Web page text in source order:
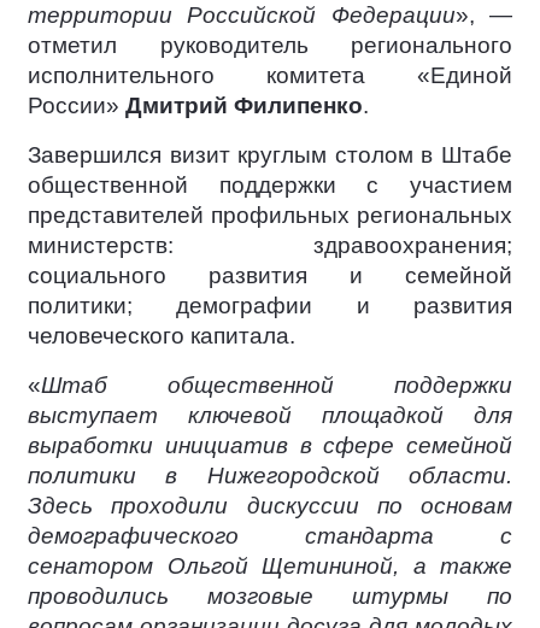
территории Российской Федерации», —
отметил руководитель регионального
исполнительного комитета «Единой
России» Дмитрий Филипенко.
Завершился визит круглым столом в Штабе
общественной поддержки с участием
представителей профильных региональных
министерств: здравоохранения;
социального развития и семейной
политики; демографии и развития
человеческого капитала.
«Штаб общественной поддержки
выступает ключевой площадкой для
выработки инициатив в сфере семейной
политики в Нижегородской области.
Здесь проходили дискуссии по основам
демографического стандарта с
сенатором Ольгой Щетининой, а также
проводились мозговые штурмы по